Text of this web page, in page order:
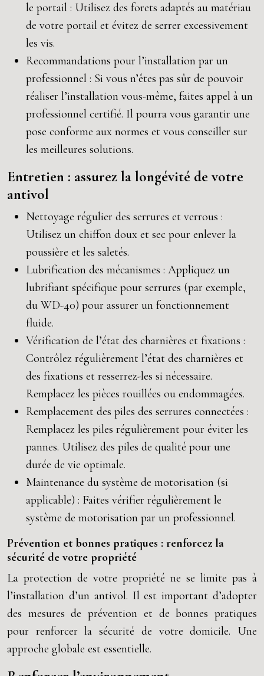
le portail : Utilisez des forets adaptés au matériau
de votre portail et évitez de serrer excessivement
les vis.
Recommandations pour l’installation par un
professionnel : Si vous n’êtes pas sûr de pouvoir
réaliser l’installation vous-même, faites appel à un
professionnel certifié. Il pourra vous garantir une
pose conforme aux normes et vous conseiller sur
les meilleures solutions.
Entretien : assurez la longévité de votre
antivol
Nettoyage régulier des serrures et verrous :
Utilisez un chiffon doux et sec pour enlever la
poussière et les saletés.
Lubrification des mécanismes : Appliquez un
lubrifiant spécifique pour serrures (par exemple,
du WD-40) pour assurer un fonctionnement
fluide.
Vérification de l’état des charnières et fixations :
Contrôlez régulièrement l’état des charnières et
des fixations et resserrez-les si nécessaire.
Remplacez les pièces rouillées ou endommagées.
Remplacement des piles des serrures connectées :
Remplacez les piles régulièrement pour éviter les
pannes. Utilisez des piles de qualité pour une
durée de vie optimale.
Maintenance du système de motorisation (si
applicable) : Faites vérifier régulièrement le
système de motorisation par un professionnel.
Prévention et bonnes pratiques : renforcez la
sécurité de votre propriété
La protection de votre propriété ne se limite pas à
l’installation d’un antivol. Il est important d’adopter
des mesures de prévention et de bonnes pratiques
pour renforcer la sécurité de votre domicile. Une
approche globale est essentielle.